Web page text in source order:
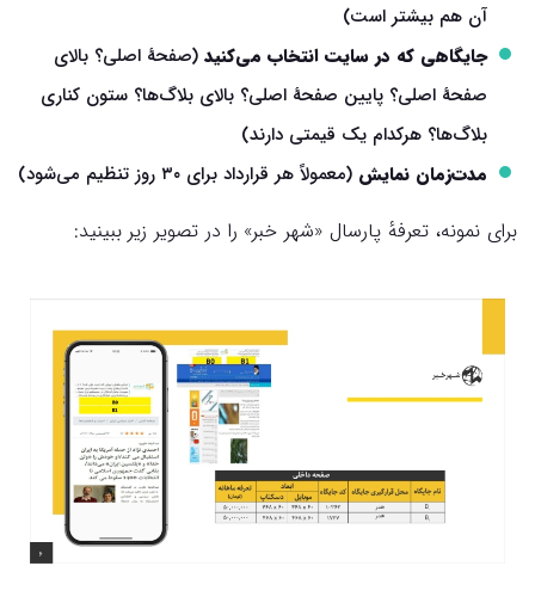
آن هم بیشتر است)
جایگاهی که در سایت انتخاب می‌کنید (صفحهٔ اصلی؟ بالای
صفحهٔ اصلی؟ پایین صفحهٔ اصلی؟ بالای بلاگ‌ها؟ ستون کناری
بلاگ‌ها؟ هرکدام یک قیمتی دارند)
مدت‌زمان نمایش (معمولاً هر قرارداد برای ۳۰ روز تنظیم می‌شود)
برای نمونه، تعرفهٔ پارسال «شهر خبر» را در تصویر زیر ببینید: